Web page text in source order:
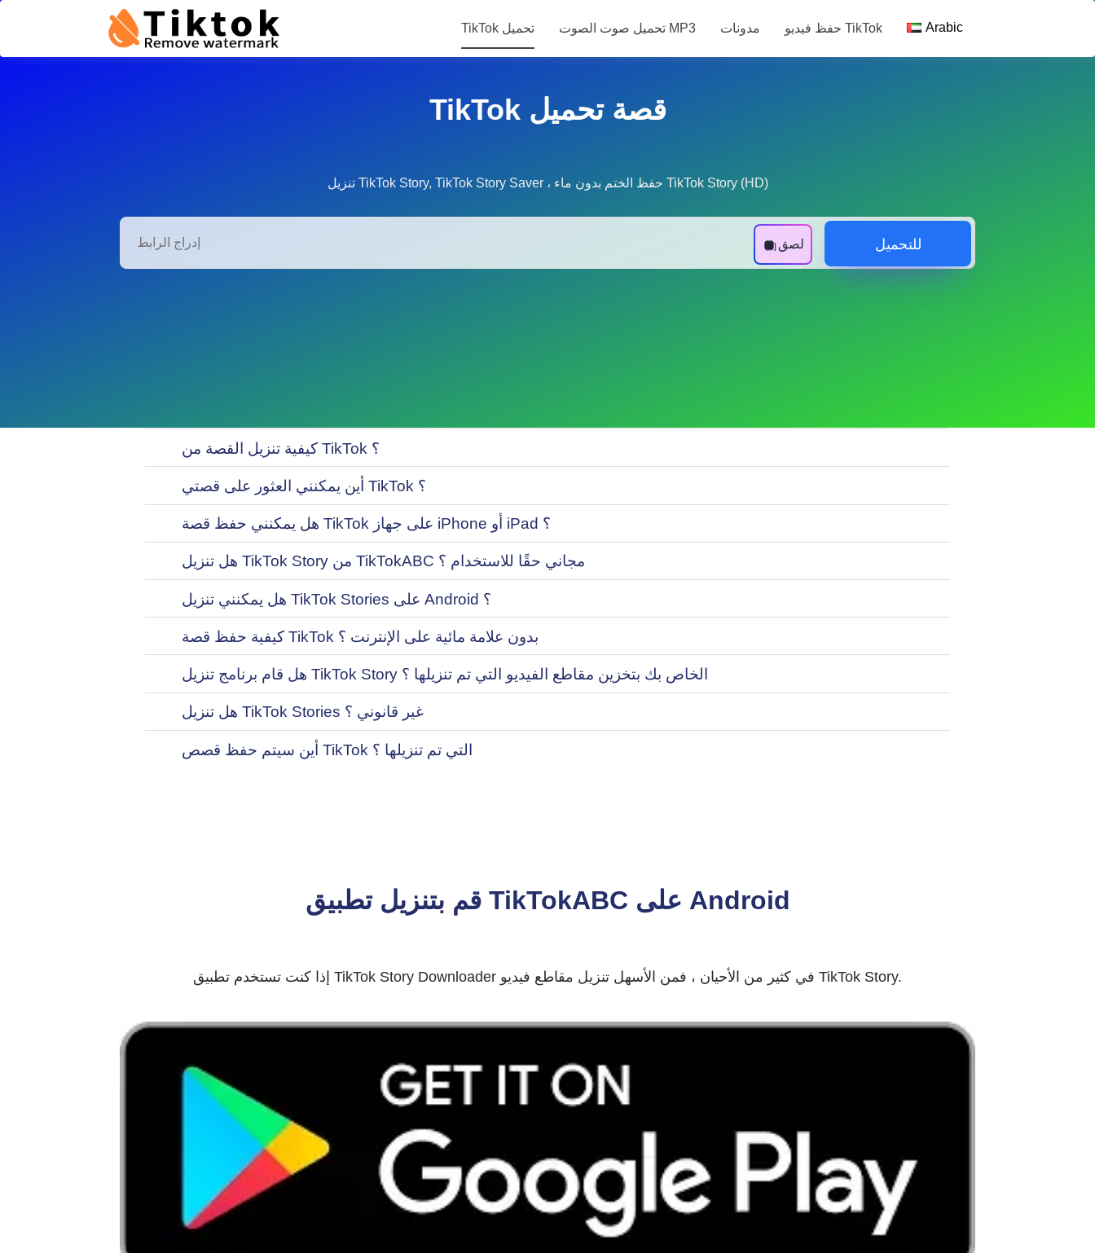
TikTok تحميل تحميل صوت الصوت MP3 مدونات حفظ فيديو TikTok Arabic
TikTok قصة تحميل
تنزيل TikTok Story, TikTok Story Saver ، حفظ الختم بدون ماء TikTok Story (HD)
لصق للتحميل
كيفية تنزيل القصة من TikTok ؟
أين يمكنني العثور على قصتي TikTok ؟
هل يمكنني حفظ قصة TikTok على جهاز iPhone أو iPad ؟
هل تنزيل TikTok Story من TikTokABC مجاني حقًا للاستخدام ؟
هل يمكنني تنزيل TikTok Stories على Android ؟
كيفية حفظ قصة TikTok بدون علامة مائية على الإنترنت ؟
هل قام برنامج تنزيل TikTok Story الخاص بك بتخزين مقاطع الفيديو التي تم تنزيلها ؟
هل تنزيل TikTok Stories غير قانوني ؟
أين سيتم حفظ قصص TikTok التي تم تنزيلها ؟
قم بتنزيل تطبيق TikTokABC على Android
إذا كنت تستخدم تطبيق TikTok Story Downloader في كثير من الأحيان ، فمن الأسهل تنزيل مقاطع فيديو TikTok Story.